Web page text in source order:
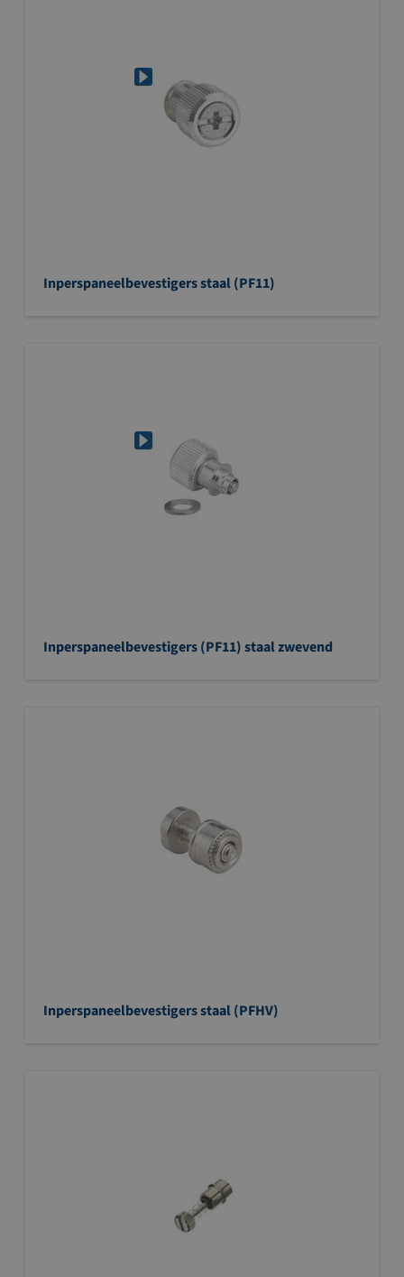
Inperspaneelbevestigers staal (PF11)
Inperspaneelbevestigers (PF11) staal zwevend
Inperspaneelbevestigers staal (PFHV)